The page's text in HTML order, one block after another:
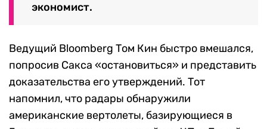
экономист.
Ведущий Bloomberg Том Кин быстро вмешался,
попросив Сакса «остановиться» и представить
доказательства его утверждений. Тот
напомнил, что радары обнаружили
американские вертолеты, базирующиеся в